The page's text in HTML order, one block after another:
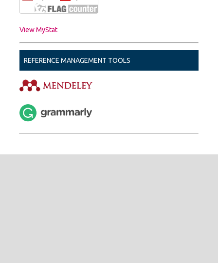
View MyStat
REFERENCE MANAGEMENT TOOLS